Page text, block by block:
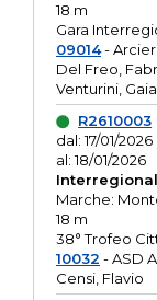
18 m
Gara
09014-
Del Freo,
Venturini, Gaia
R2610003
dal: 17/01/2026
al: 18/01/2026
Marche:
18 m
38° Trofeo
10032 - ASD
Censi, Flavio